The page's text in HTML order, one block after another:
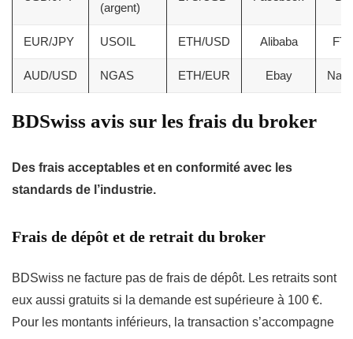
(argent)
EUR/JPY USOIL ETH/USD Alibaba
AUD/USD NGAS ETH/EUR Ebay
BDSwiss avis sur les frais du broker
Des frais acceptables et en conformité avec les
standards de l’industrie.
Frais de dépôt et de retrait du broker
BDSwiss ne facture pas de frais de dépôt. Les retraits sont
eux aussi gratuits si la demande est supérieure à 100 €.
Pour les montants inférieurs, la transaction s’accompagne